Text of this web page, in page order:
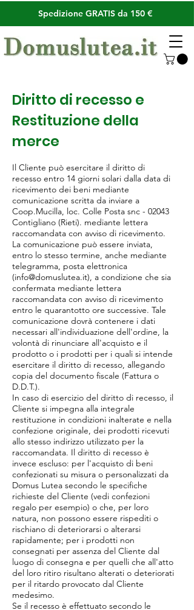
Spedizione GRATIS da 150 €
Diritto di recesso e
Restituzione della
merce
Il Cliente può esercitare il diritto di
recesso entro 14 giorni solari dalla data di
ricevimento dei beni mediante
comunicazione scritta da inviare a
Coop.Mucilla, loc. Colle Posta snc - 02043
Contigliano (Rieti). mediante lettera
raccomandata con avviso di ricevimento.
La comunicazione può essere inviata,
entro lo stesso termine, anche mediante
telegramma, posta elettronica
(info@domuslutea.it), a condizione che sia
confermata mediante lettera
raccomandata con avviso di ricevimento
entro le quarantotto ore successive. Tale
comunicazione dovrà contenere i dati
necessari all'individuazione dell'ordine, la
volontà di rinunciare all'acquisto e il
prodotto o i prodotti per i quali si intende
esercitare il diritto di recesso, allegando
copia del documento fiscale (Fattura o
D.D.T.).
In caso di esercizio del diritto di recesso, il
Cliente si impegna alla integrale
restituzione in condizioni inalterate e nella
confezione originale, dei prodotti ricevuti
allo stesso indirizzo utilizzato per la
raccomandata. Il diritto di recesso è
invece escluso: per l'acquisto di beni
confezionati su misura o personalizzati da
Domus Lutea secondo le specifiche
richieste del Cliente (vedi confezioni
regalo per esempio) o che, per loro
natura, non possono essere rispediti o
rischiano di deteriorarsi o alterarsi
rapidamente; per i prodotti non
consegnati per assenza del Cliente dal
luogo di consegna e per quelli che all'atto
del loro ritiro risultano alterati o deteriorati
per il ritardo provocato dal Cliente
medesimo.
Se il recesso è effettuato secondo le